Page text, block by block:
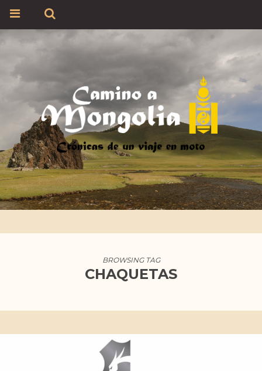
BROWSING TAG
CHAQUETAS